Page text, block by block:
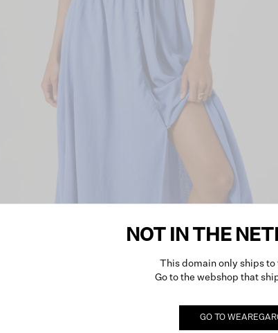
NOT IN THE
This domain only ships
Go to the webshop that
GO TO